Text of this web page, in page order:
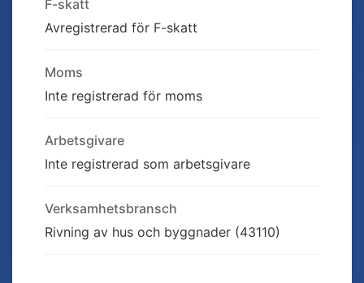
F-skatt
Avregistrerad för F-skatt
Moms
Inte registrerad för moms
Arbetsgivare
Inte registrerad som arbetsgivare
Verksamhetsbransch
Rivning av hus och byggnader (43110)